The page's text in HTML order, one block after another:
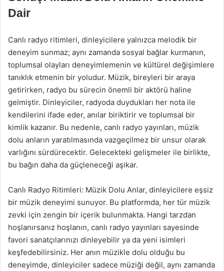
Dair
Canlı radyo ritimleri, dinleyicilere yalnızca melodik bir
deneyim sunmaz; aynı zamanda sosyal bağlar kurmanın,
toplumsal olayları deneyimlemenin ve kültürel değişimlere
tanıklık etmenin bir yoludur. Müzik, bireyleri bir araya
getirirken, radyo bu sürecin önemli bir aktörü haline
gelmiştir. Dinleyiciler, radyoda duydukları her nota ile
kendilerini ifade eder, anılar biriktirir ve toplumsal bir
kimlik kazanır. Bu nedenle, canlı radyo yayınları, müzik
dolu anların yaratılmasında vazgeçilmez bir unsur olarak
varlığını sürdürecektir. Gelecekteki gelişmeler ile birlikte,
bu bağın daha da güçleneceği aşikar.
Canlı Radyo Ritimleri: Müzik Dolu Anlar, dinleyicilere eşsiz
bir müzik deneyimi sunuyor. Bu platformda, her tür müzik
zevki için zengin bir içerik bulunmakta. Hangi tarzdan
hoşlanırsanız hoşlanın, canlı radyo yayınları sayesinde
favori sanatçılarınızı dinleyebilir ya da yeni isimleri
keşfedebilirsiniz. Her anın müzikle dolu olduğu bu
deneyimde, dinleyiciler sadece müziği değil, aynı zamanda